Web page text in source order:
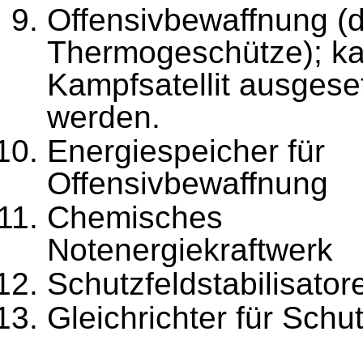
Offensivbewaffnung
Thermogeschütze);
Kampfsatellit
werden.
Energiespeicher für
Offensivbewaffnung
Chemisches
Notenergiekraftwerk
Gleichrichter für